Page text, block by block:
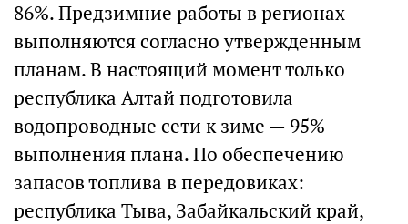
86%. Предзимние работы в регионах
выполняются согласно утвержденным
планам. В настоящий момент только
республика Алтай подготовила
водопроводные сети к зиме — 95%
выполнения плана. По обеспечению
запасов топлива в передовиках:
республика Тыва, Забайкальский край,